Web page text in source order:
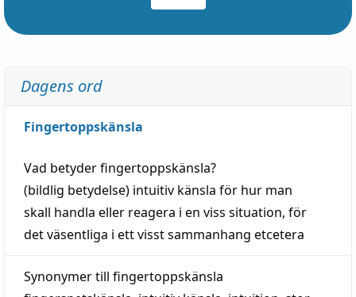
Dagens ord
Fingertoppskänsla
Vad betyderfingertoppskänsla?
(bildlig betydelse) intuitiv känsla för hur man
skall handla eller reagera i en viss situation, för
det väsentliga i ett visstsammanhang etcetera
Synonymer till fingertoppskänsla